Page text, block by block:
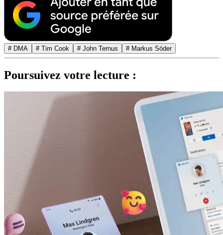
# DMA # Tim Cook # John Ternus # Markus Söder
Poursuivez votre lecture :